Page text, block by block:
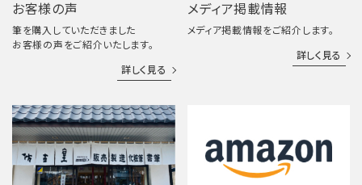
お客様の声
筆を購入していただきました
お客様の声をご紹介いたします。
詳しく見る
メディア掲載情報
メディア掲載情報をご紹介します。
詳しく見る